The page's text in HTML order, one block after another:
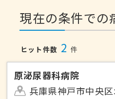
現在の条件での
ヒット件数 2 件
原泌尿器科病院
兵庫県神戸市中央